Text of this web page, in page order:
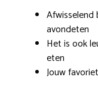
avondeten
Het is ook
eten
Jouw